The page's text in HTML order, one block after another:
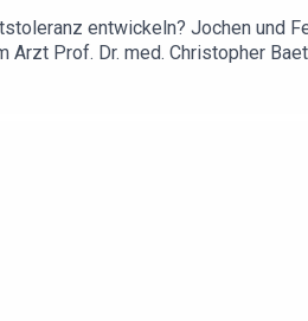
entwickeln? Jochen und
Prof. Dr. med. Christopher
einbringt.👇Links und
100.html♥️ Danke an PayPal, den
Einfach, schnell und